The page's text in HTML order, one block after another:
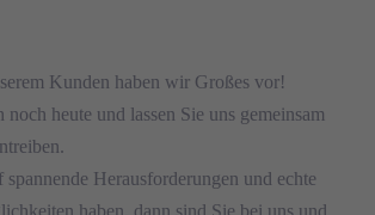
Kunden haben wir Großes vor!
noch heute und lassen Sie uns gemeinsam
Herausforderungen und echte
haben, dann sind Sie bei uns und